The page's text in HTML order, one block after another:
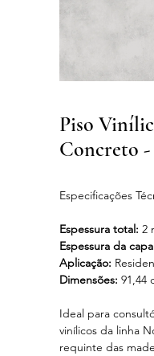
Piso
Concreto -
Especificações
Espessura total: 2
Espessura da
Aplicação:
Dimensões: 91,44
Ideal para
vinílicos da linha
requinte das